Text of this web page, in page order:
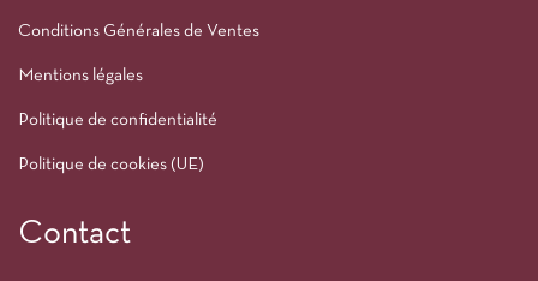
Conditions Générales de Ventes
Mentions légales
Politique de confidentialité
Politique de cookies (UE)
Contact